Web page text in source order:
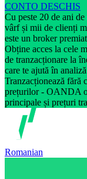
CONTO DESCHIS
Cu peste 20 de ani
vârf și mii de clienți
este un broker
Obține acces la cele
de tranzacționare la
care te ajută în
Tranzacționează fără
prețurilor - OANDA
principale și prețuri
Romanian